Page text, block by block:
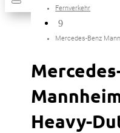
Fernverkehr
9
Mercedes-Benz
Heavy-